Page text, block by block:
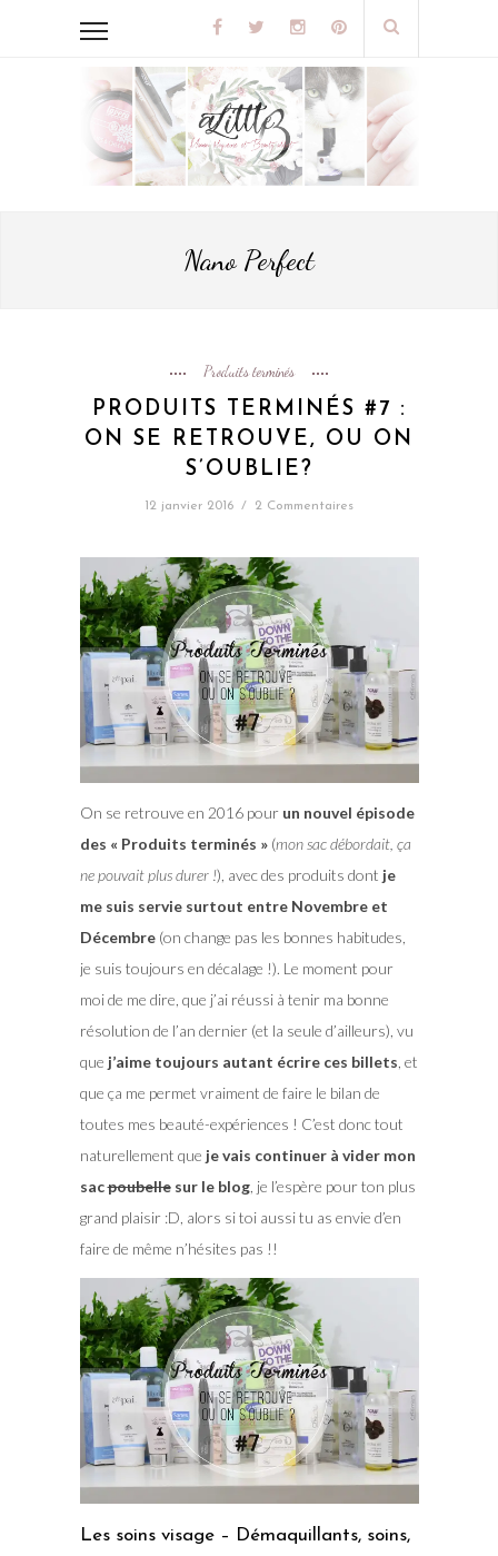
Nano Perfect
Produits terminés
PRODUITS TERMINÉS #7 :
ON SE RETROUVE, OU ON
S’OUBLIE?
12 janvier 2016 / 2 Commentaires
On se retrouve en 2016 pour un nouvel épisode
des « Produits terminés »(mon sac débordait, ça
ne pouvait plus durer !), avec des produits dont je
me suis servie surtout entre Novembre et
Décembre(on change pas les bonnes habitudes,
je suis toujours en décalage !). Le moment pour
moi de me dire, que j’ai réussi à tenir ma bonne
résolution de l’an dernier (et la seule d’ailleurs), vu
que j’aime toujours autant écrire ces billets , et
que ça me permet vraiment de faire le bilan de
toutes mes beauté-expériences ! C’est donc tout
naturellement que je vais continuer à vider mon
sacpoubellesur le blog, je l’espère pour ton plus
grand plaisir :D, alors si toi aussi tu as envie d’en
faire de même n’hésites pas !!
Les soins visage – Démaquillants, soins,